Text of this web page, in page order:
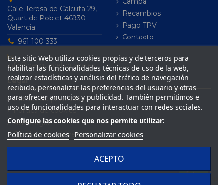
Calle Teresa de Calcuta 29,
Quart de Poblet 46930
Valencia
961 100 333
info@desguacebonaire.es
Recambios
Pago TPV
Contacto
Legal
Política de privacidad
Política de cookies
Aviso legal
Condiciones de venta
Este sitio Web utiliza cookies propias y de terceros para
habilitar las funcionalidades técnicas de uso de la web,
realizar estadísticas y análisis del tráfico de navegación
recibido, personalizar las preferencias del usuario y otras
para ofrecer anuncios y publicidad. También permitimos el
uso de funcionalidades para interactuar con redes sociales.
Configure las cookies que nos permite utilizar:
Política de cookies Personalizar cookies
ACEPTO
© 2024 Desguace Bonaire, S.L. Todos los derechos